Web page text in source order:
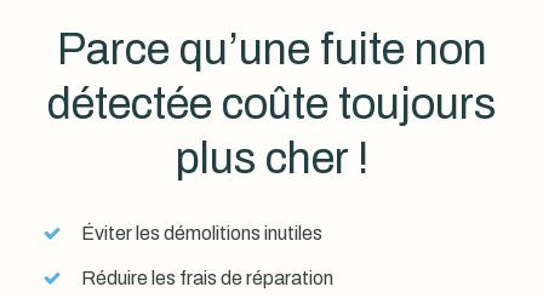
Parce qu’une fuite non
détectée coûte toujours
plus cher !
Éviter les démolitions inutiles
Réduire les frais de réparation